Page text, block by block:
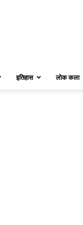
इतिहास लोक कला